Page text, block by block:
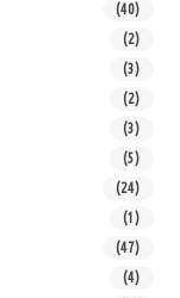
(40)
(2)
(3)
(2)
(3)
(5)
(24)
(1)
(47)
(4)